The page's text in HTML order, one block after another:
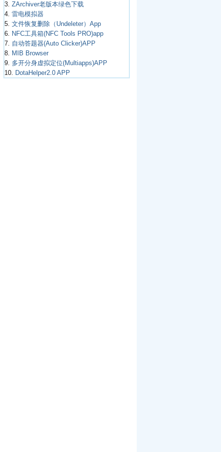
3. ZArchiver老版本绿色下载
4. 雷电模拟器
5. 文件恢复删除（Undeleter）App
6.
NFC工具箱(NFC Tools PRO)app
7.
自动答题器(Auto Clicker)APP
8.
MIB Browser
9.
多开分身虚拟定位(Multiapps)APP
10.
DotaHelper2.0 APP